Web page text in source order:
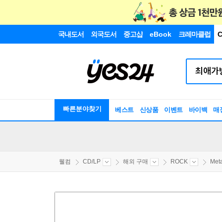
국내도서 외국도서 중고샵 eBook 크레마클럽
빠른분야찾기 베스트 신상품 이벤트 바이백 매
웰컴 CD/LP 해외 구매 ROCK